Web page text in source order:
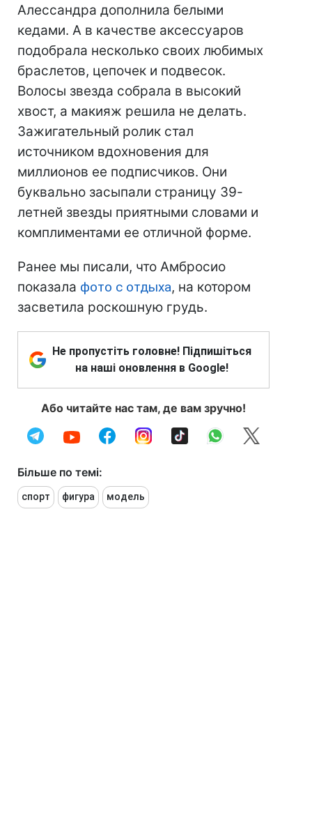
Алессандра дополнила белыми
кедами. А в качестве аксессуаров
подобрала несколько своих любимых
браслетов, цепочек и подвесок.
Волосы звезда собрала в высокий
хвост, а макияж решила не делать.
Зажигательный ролик стал
источником вдохновения для
миллионов ее подписчиков. Они
буквально засыпали страницу 39-
летней звезды приятными словами и
комплиментами ее отличной форме.
Ранее мы писали, что Амбросио
показала фото с отдыха, на котором
засветила роскошную грудь.
Не пропустіть головне! Підпишіться
на наші оновлення в Google!
Або читайте нас там, де вам зручно!
Більше по темі:
спорт фигура модель